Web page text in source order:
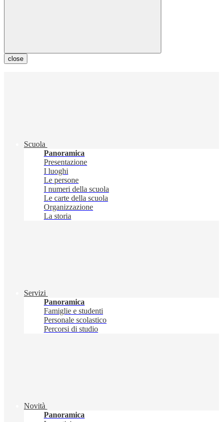
close
Scuola
Panoramica
Presentazione
I luoghi
Le persone
I numeri della scuola
Le carte della scuola
Organizzazione
La storia
Servizi
Panoramica
Famiglie e studenti
Personale scolastico
Percorsi di studio
Novità
Panoramica